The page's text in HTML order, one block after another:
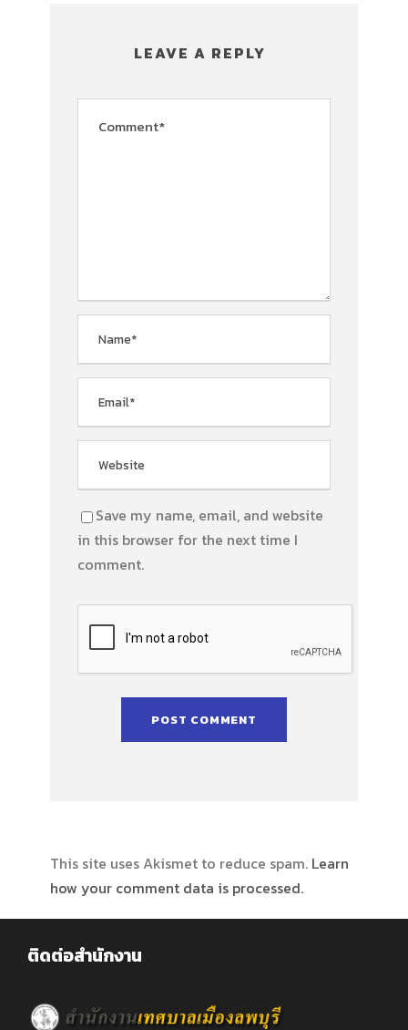
LEAVE A REPLY
Save my name, email, and website
in this browser for the next time I
comment.
This site uses Akismet to reduce spam. Learn
how your comment data is processed.
ติดต่อสำนักงาน